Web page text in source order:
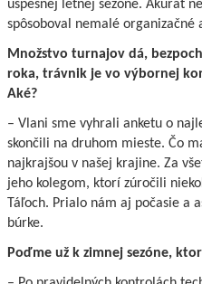
úspešnej letnej sezóne. Akurát
spôsoboval nemalé organizačné
Množstvo turnajov dá,
roka, trávnik je vo výbornej
Aké?
– Vlani sme vyhrali anketu o
skončili na druhom mieste. Čo
najkrajšou v našej krajine. Za
jeho kolegom, ktorí zúročili
Táľoch. Prialo nám aj počasie
búrke.
Poďme už k zimnej sezóne,